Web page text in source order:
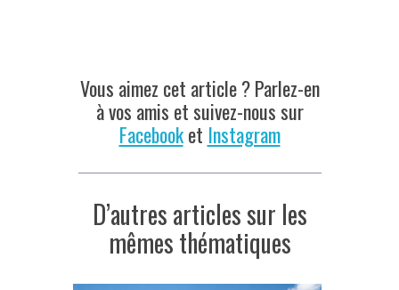
Vous aimez cet article ? Parlez-en
à vos amis et suivez-nous sur
Facebooket Instagram
D’autres articles sur les
mêmes thématiques